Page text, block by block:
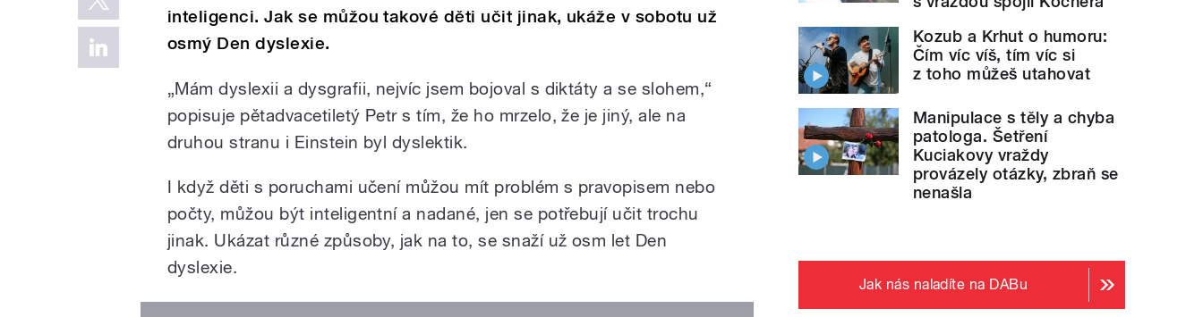
inteligenci. Jak se můžou takové děti učit jinak, ukáže v sobotu už
osmý Den dyslexie.
„Mám dyslexii a dysgrafii, nejvíc jsem bojoval s diktáty a se slohem,“
popisuje pětadvacetiletý Petr s tím, že ho mrzelo, že je jiný, ale na
druhou stranu i Einstein byl dyslektik.
I když děti s poruchami učení můžou mít problém s pravopisem nebo
počty, můžou být inteligentní a nadané, jen se potřebují učit trochu
jinak. Ukázat různé způsoby, jak na to, se snaží už osm let Den
dyslexie.
Kozub a Krhut o humoru:
Čím víc víš, tím víc si
z toho můžeš utahovat
Manipulace s těly a chyba
patologa. Šetření
Kuciakovy vraždy
provázely otázky, zbraň se
nenašla
Jak nás naladíte na DABu